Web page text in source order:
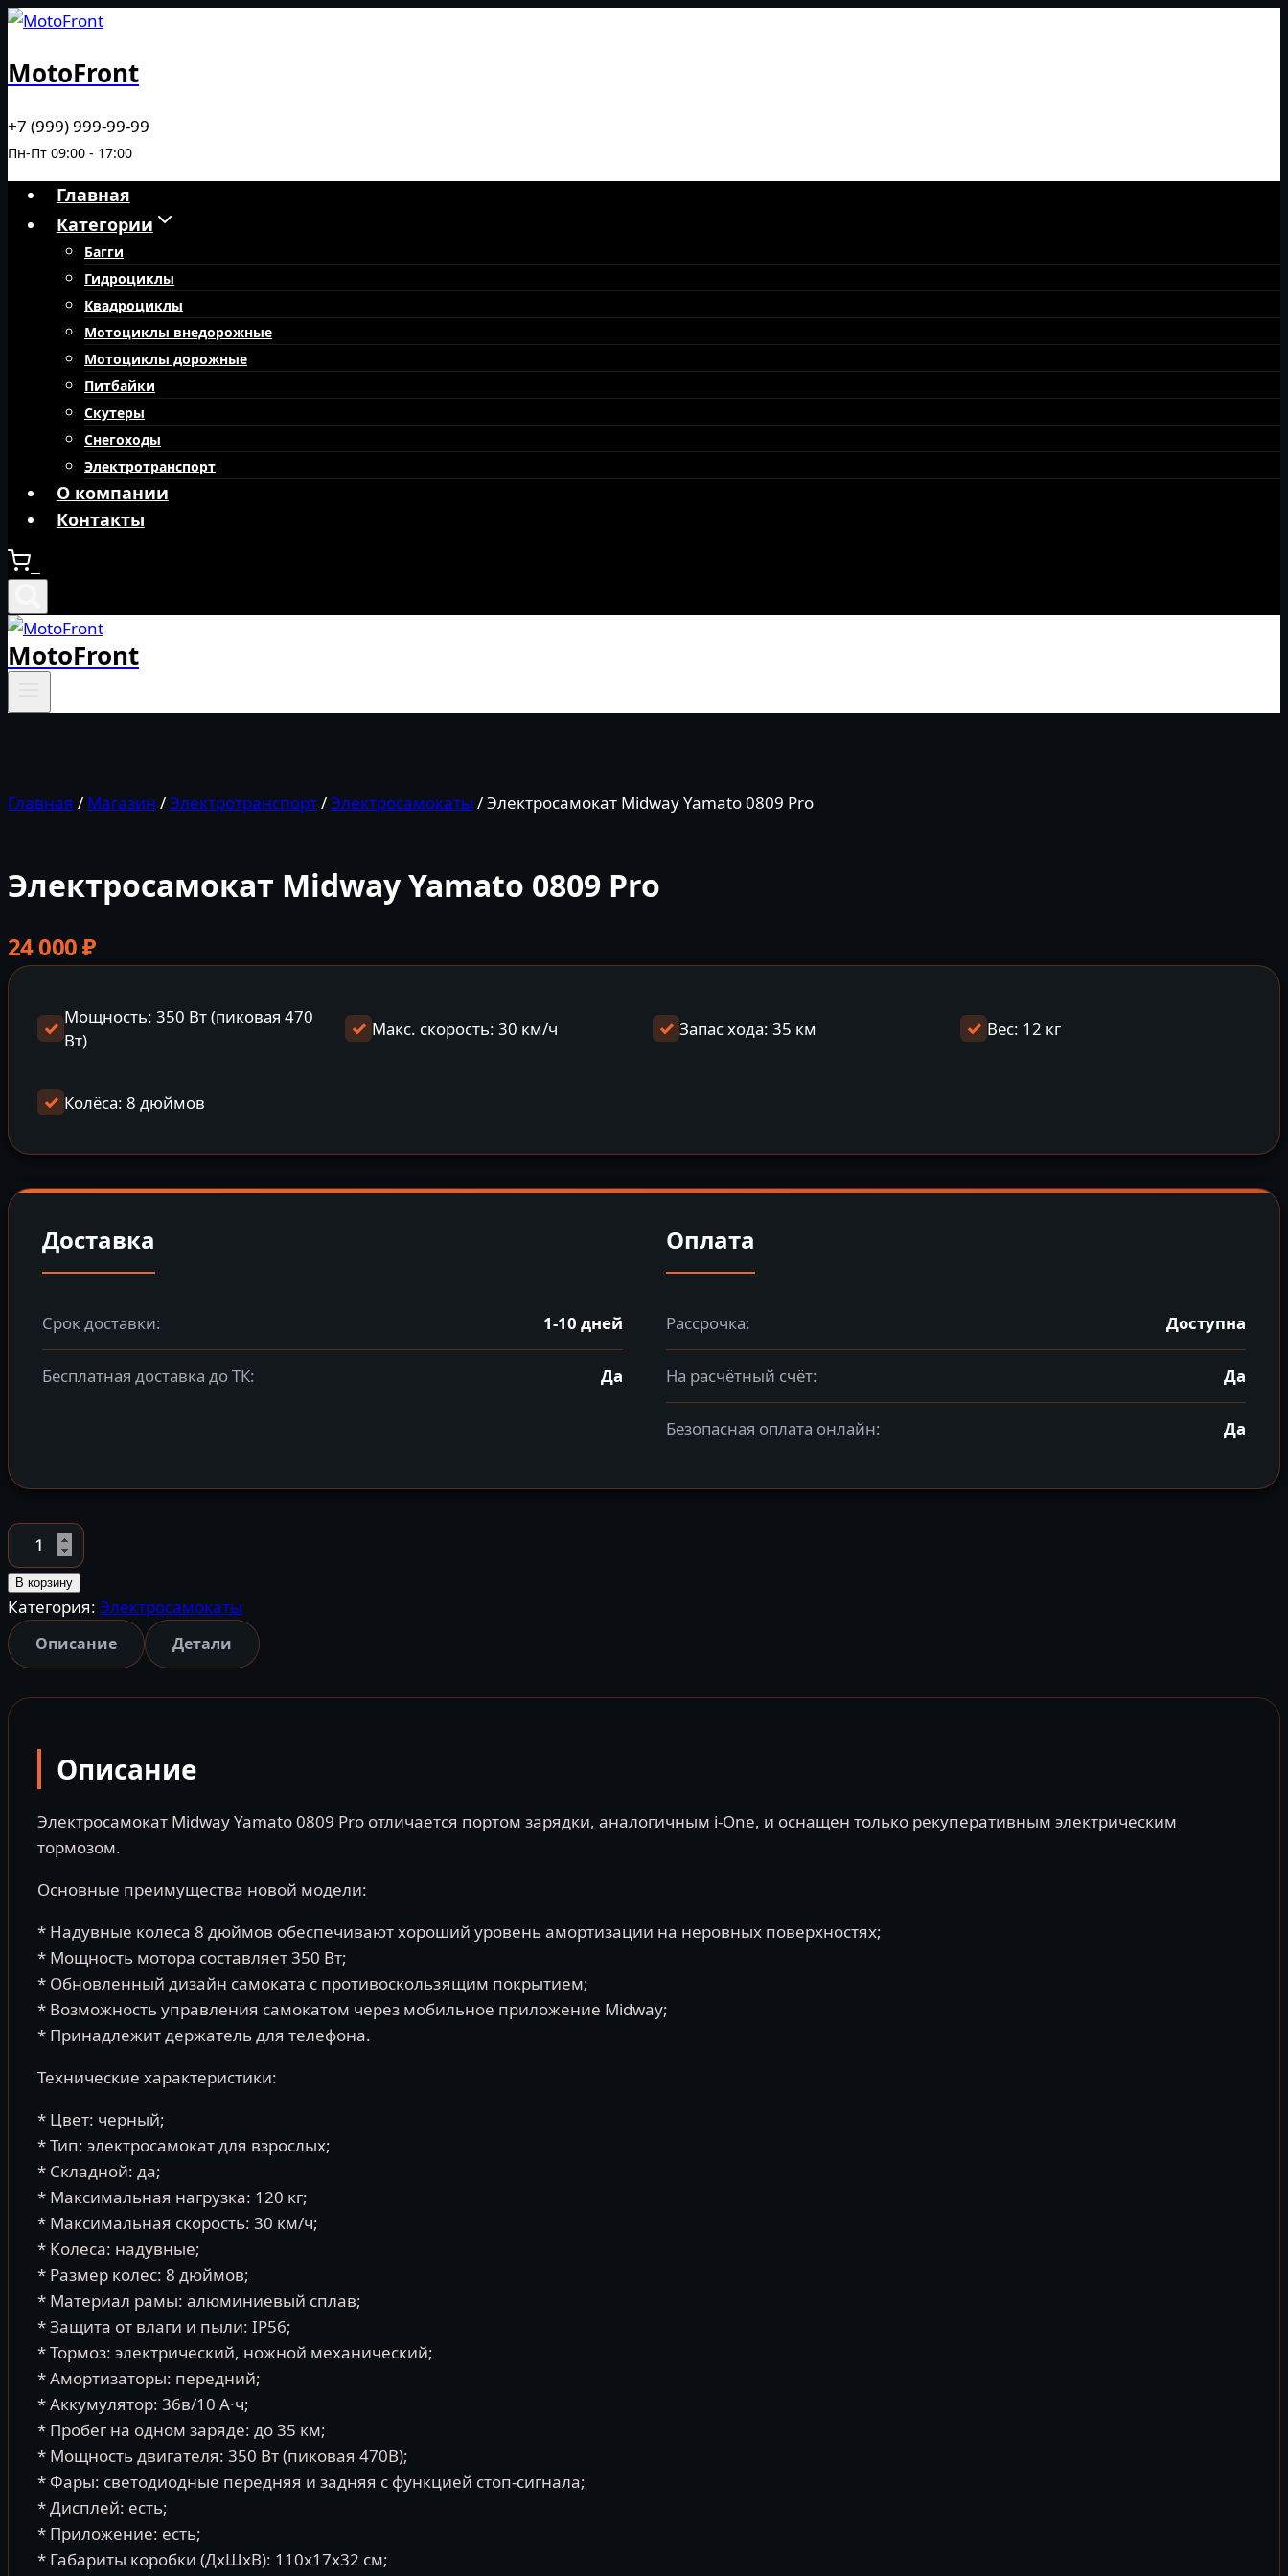
Перейти
содержимому
MotoFront
+7 (999) 999-99-99
Пн-Пт 09:00 - 17:00
Главная
Категории
Багги
Гидроциклы
Квадроциклы
Мотоциклы внедорожные
Мотоциклы дорожные
Питбайки
Скутеры
Снегоходы
Электротранспорт
О компании
Контакты
MotoFront
Главная / Магазин /Электротранспорт/Электросамокаты /Электросамокат Midway Yamato 0809 Pro
Электросамокат Midway Yamato 0809 Pro
24 000₽
Мощность: 350 Вт (пиковая 470
Вт)
Макс. скорость: 30 км/ч Запас хода: 35 км Вес: 12 кг
Колёса: 8 дюймов
Доставка
Срок доставки: 1-10 дней
Бесплатная доставка до ТК: Да
Оплата
Рассрочка: Доступна
На расчётный счёт: Да
Безопасная оплата онлайн: Да
Количество
товара
Электросамокат
Midway
Yamato
0809
В корзину
Категория: Электросамокаты
Описание Детали
Описание
Электросамокат Midway Yamato 0809 Pro отличается портом зарядки, аналогичным i-One, и оснащен только рекуперативным электрическим
тормозом.
Основные преимущества новой модели:
* Надувные колеса 8 дюймов обеспечивают хороший уровень амортизации на неровных поверхностях;
* Мощность мотора составляет 350 Вт;
* Обновленный дизайн самоката с противоскользящим покрытием;
* Возможность управления самокатом через мобильное приложение Midway;
* Принадлежит держатель для телефона.
Технические характеристики:
* Цвет: черный;
* Тип: электросамокат для взрослых;
* Складной: да;
* Максимальная нагрузка: 120 кг;
* Максимальная скорость: 30 км/ч;
* Колеса: надувные;
* Размер колес: 8 дюймов;
* Материал рамы: алюминиевый сплав;
* Защита от влаги и пыли: IP56;
* Тормоз: электрический, ножной механический;
* Амортизаторы: передний;
* Аккумулятор: 36в/10 А·ч;
* Пробег на одном заряде: до 35 км;
* Мощность двигателя: 350 Вт (пиковая 470В);
* Фары: светодиодные передняя и задняя с функцией стоп-сигнала;
* Дисплей: есть;
* Приложение: есть;
* Габариты коробки (ДхШхВ): 110х17х32 см;